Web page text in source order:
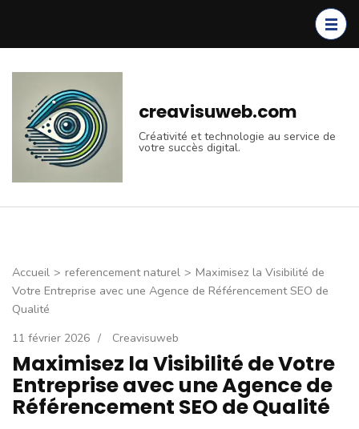
(Pressez
Entrée)
creavisuweb.com
Créativité et technologie au service de
votre succès digital.
Accueil > referencement naturel > Maximisez la Visibilité de
Votre Entreprise avec une Agence de Référencement SEO de
Qualité
11 février 2026 / Creavisuweb
Maximisez la Visibilité de Votre
Entreprise avec une Agence de
Référencement SEO de Qualité